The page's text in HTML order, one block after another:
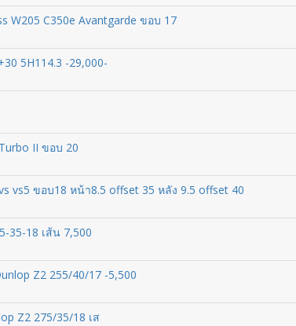
W205 C350e Avantgarde ขอบ 17
5H114.3 -29,000-
II ขอบ 20
vs5 ขอบ18 หน้า8.5 offset 35 หลัง 9.5 offset 40
35-18 เส้น 7,500
Z2 255/40/17 -5,500
Z2 275/35/18 เส